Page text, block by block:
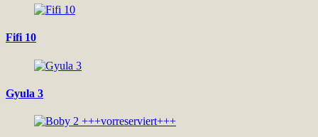
Fifi 10
Gyula 3